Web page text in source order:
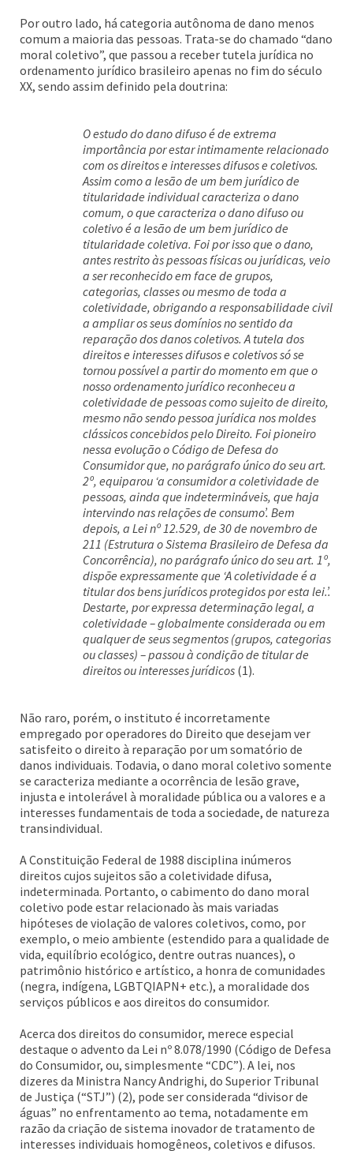
Por outro lado, há categoria autônoma de dano menos
comum a maioria das pessoas. Trata-se do chamado “dano
moral coletivo”, que passou a receber tutela jurídica no
ordenamento jurídico brasileiro apenas no fim do século
XX, sendo assim definido pela doutrina:
O estudo do dano difuso é de extrema
importância por estar intimamente relacionado
com os direitos e interesses difusos e coletivos.
Assim como a lesão de um bem jurídico de
titularidade individual caracteriza o dano
comum, o que caracteriza o dano difuso ou
coletivo é a lesão de um bem jurídico de
titularidade coletiva. Foi por isso que o dano,
antes restrito às pessoas físicas ou jurídicas, veio
a ser reconhecido em face de grupos,
categorias, classes ou mesmo de toda a
coletividade, obrigando a responsabilidade civil
a ampliar os seus domínios no sentido da
reparação dos danos coletivos. A tutela dos
direitos e interesses difusos e coletivos só se
tornou possível a partir do momento em que o
nosso ordenamento jurídico reconheceu a
coletividade de pessoas como sujeito de direito,
mesmo não sendo pessoa jurídica nos moldes
clássicos concebidos pelo Direito. Foi pioneiro
nessa evolução o Código de Defesa do
Consumidor que, no parágrafo único do seu art.
2º, equiparou ‘a consumidor a coletividade de
pessoas, ainda que indetermináveis, que haja
intervindo nas relações de consumo’. Bem
depois, a Lei nº 12.529, de 30 de novembro de
211 (Estrutura o Sistema Brasileiro de Defesa da
Concorrência), no parágrafo único do seu art. 1º,
dispõe expressamente que ‘A coletividade é a
titular dos bens jurídicos protegidos por esta lei.’.
Destarte, por expressa determinação legal, a
coletividade – globalmente considerada ou em
qualquer de seus segmentos (grupos, categorias
ou classes) – passou à condição de titular de
direitos ou interesses jurídicos (1).
Não raro, porém, o instituto é incorretamente
empregado por operadores do Direito que desejam ver
satisfeito o direito à reparação por um somatório de
danos individuais. Todavia, o dano moral coletivo somente
se caracteriza mediante a ocorrência de lesão grave,
injusta e intolerável à moralidade pública ou a valores e a
interesses fundamentais de toda a sociedade, de natureza
transindividual.
A Constituição Federal de 1988 disciplina inúmeros
direitos cujos sujeitos são a coletividade difusa,
indeterminada. Portanto, o cabimento do dano moral
coletivo pode estar relacionado às mais variadas
hipóteses de violação de valores coletivos, como, por
exemplo, o meio ambiente (estendido para a qualidade de
vida, equilíbrio ecológico, dentre outras nuances), o
patrimônio histórico e artístico, a honra de comunidades
(negra, indígena, LGBTQIAPN+ etc.), a moralidade dos
serviços públicos e aos direitos do consumidor.
Acerca dos direitos do consumidor, merece especial
destaque o advento da Lei nº 8.078/1990 (Código de Defesa
do Consumidor, ou, simplesmente “CDC”). A lei, nos
dizeres da Ministra Nancy Andrighi, do Superior Tribunal
de Justiça (“STJ”) (2), pode ser considerada “divisor de
águas” no enfrentamento ao tema, notadamente em
razão da criação de sistema inovador de tratamento de
interesses individuais homogêneos, coletivos e difusos.